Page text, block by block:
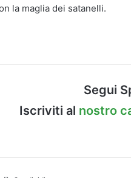
la maglia dei satanelli.
Segui
Iscriviti al nostro